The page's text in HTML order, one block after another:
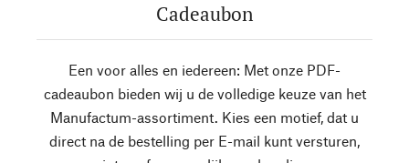
Cadeaubon
Een voor alles en iedereen: Met onze PDF-
cadeaubon bieden wij u de volledige keuze van het
Manufactum-assortiment. Kies een motief, dat u
direct na de bestelling per E-mail kunt versturen,